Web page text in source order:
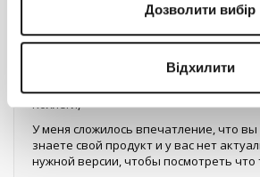
Дозволити вибір
Відхилити
Дмитрий Тёскин
17 июля 2018 15:19
0
Коллеги,
У меня сложилось впечатление, что
знаете свой продукт и у вас нет
нужной версии, чтобы посмотреть что